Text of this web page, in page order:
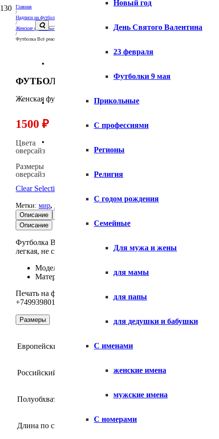
Новый год
День Святого Валентина
23 февраля
Футболки 9 мая
Прикольные
С профессиями
Регионы
Религия
С годом рождения
Семейные
Для мужа и жены
для мамы
для папы
для дедушки и бабушки
С именами
женские имена
мужские имена
С номерами
Главная
/
Надписи на футболках и толстовках
/
Женские футболки с надписями
/
Футболка Всё peace женская
ФУТБОЛКА ВСЁ PEACE ЖЕНСКАЯ
Женская футболка свободного фасона, ХБ, с надписью Всё
1500 ₽
Цвета
оверсайз
Размеры
оверсайз
Clear Selection
Метки: мир, нецензурные
Описание
Описание
Футболка Всё peace женская. Модель оверсайз, со
легкая, не сковывает движения.
Модель:
, прямой свободный фасон,
Материал: 100% хлопок премиального качества,
Печать на футболках оверсайз осуществляется ДТФ
+74993980115,
telegramили у наших менеджеров
Размеры
Европейский размер
Российский размер 42-44
Полуобхват груди, см 53
Длина по спинке, см 74